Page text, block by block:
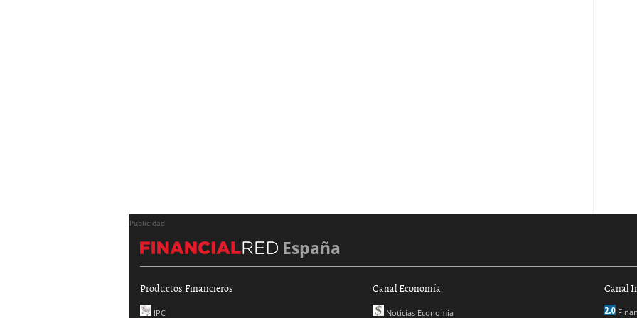
Publicidad
España
Productos Financieros
IPC
Canal Economía
Noticias Economía
Canal